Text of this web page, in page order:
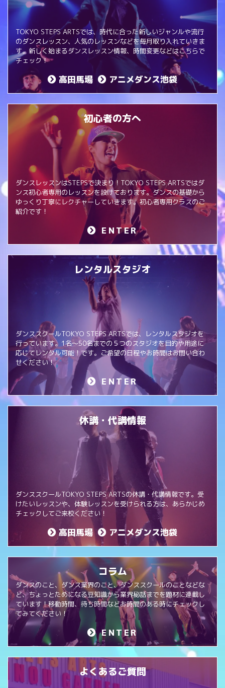
TOKYO STEPS ARTSでは、時代に合った新しいジャンルや流行
のダンスレッスン、人気のレッスンなどを毎月取り入れていきま
す。新しく始まるダンスレッスン情報、時間変更などはこちらで
チェック！
高田馬場 アニメダンス池袋
初心者の方へ
ダンスレッスンはSTEPSで決まり！TOKYO STEPS ARTSではダ
ンス初心者専用のレッスンを設けております。ダンスの基礎から
ゆっくり丁寧にレクチャーしていきます。初心者専用クラスのご
紹介です！
ENTER
レンタルスタジオ
ダンススクールTOKYO STEPS ARTSでは、レンタルスタジオを
行っています。1名～50名までの５つのスタジオを目的や用途に
応じてレンタル可能！です。ご希望の日程やお時間はお問い合わ
せください！
ENTER
休講・代講情報
ダンススクールTOKYO STEPS ARTSの休講・代講情報です。受
けたいレッスンや、体験レッスンを受けられる方は、あらかじめ
チェックしてご来校ください！
高田馬場 アニメダンス池袋
コラム
ダンスのこと、ダンス業界のこと、ダンススクールのことなどな
ど、ちょっとためになる豆知識から業界秘話までを題材に連載し
ています！移動時間、待ち時間などお時間のある時にチェックし
てみてください！
ENTER
よくあるご質問